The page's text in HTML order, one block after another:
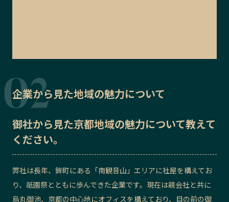
企業から見た地域の魅力について
御社から見た京都地域の魅力について教えて
ください。
弊社は長年、鉾町にある「南観音山」エリアに社屋を構えてお
り、祇園祭とともに歩んできた企業です。現在は親会社と共に
烏丸御池、京都の中心地にオフィスを構えており、目の前の御